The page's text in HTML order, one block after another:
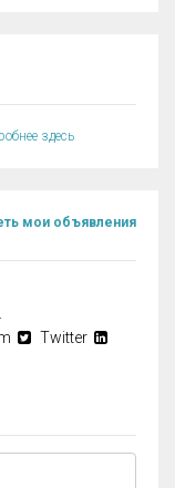
здесь
мои объявления
Twitter